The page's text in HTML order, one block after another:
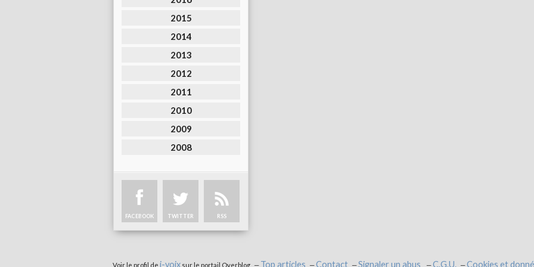
2015
2014
2013
2012
2011
2010
2009
2008
FACEBOOK TWITTER RSS
Voir le profil de i-voixsur le portail Overblog Top articles Contact Signaler un abus C.G.U. Cookies et